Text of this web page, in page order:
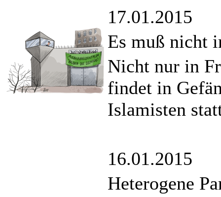
17.01.2015
Es muß nicht
Nicht nur in
findet in
Islamisten
16.01.2015
Heterogene